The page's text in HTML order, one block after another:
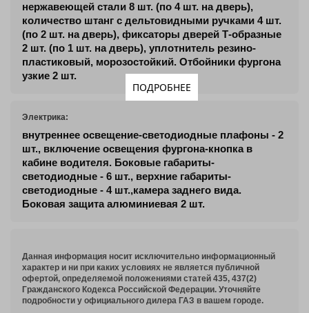
ПОДРОБНЕЕ
нержавеющей стали 8 шт. (по 4 шт. на дверь),
количество штанг с дельтовидными ручками 4 шт.
(по 2 шт. на дверь), фиксаторы дверей Т-образные
2 шт. (по 1 шт. на дверь), уплотнитель резино-
пластиковый, морозостойкий. Отбойники фургона
узкие 2 шт.
Электрика:
внутреннее освещение-светодиодные плафоны - 2
шт., включение освещения фургона-кнопка в
кабине водителя. Боковые габариты-
светодиодные - 6 шт., верхние габариты-
светодиодные - 4 шт.,камера заднего вида.
Боковая защита алюминиевая 2 шт.
Данная информация носит исключительно информационный
характер и ни при каких условиях не является публичной
офертой, определяемой положениями статей 435, 437(2)
Гражданского Кодекса Российской Федерации. Уточняйте
подробности у официального дилера ГАЗ в вашем городе.